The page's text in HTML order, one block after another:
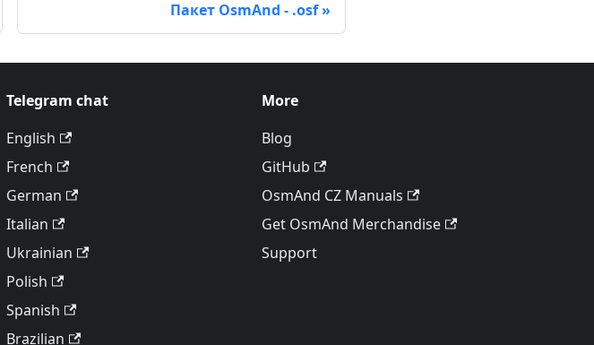
Пакет OsmAnd - .osf
Telegram chat
English
French
German
Italian
Ukrainian
Polish
Spanish
Brazilian
More
Blog
GitHub
OsmAnd CZ Manuals
Get OsmAnd Merchandise
Support